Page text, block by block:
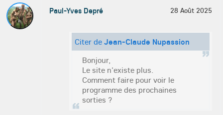
Paul-Yves Depré 28 Août 2025
Citer de Jean-Claude Nupassion
Bonjour,
Le site n'existe plus.
Comment faire pour voir le
programme des prochaines
sorties ?